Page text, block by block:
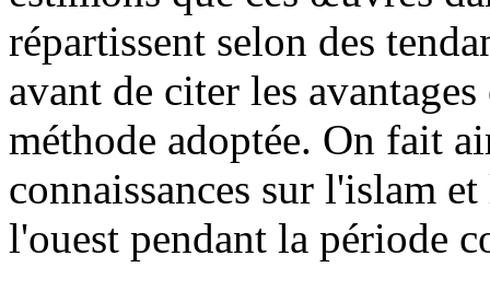
répartissent selon des
avant de citer les
méthode adoptée. On fait
connaissances sur l'islam
l'ouest pendant la période